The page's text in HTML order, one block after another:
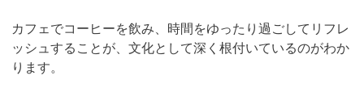
カフェでコーヒーを飲み、時間をゆったり過ごしてリフレ
ッシュすることが、文化として深く根付いているのがわか
ります。